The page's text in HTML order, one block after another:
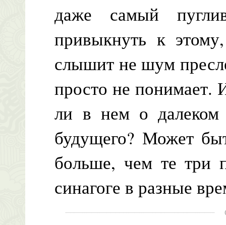
даже самый
привыкнуть к
слышит не шум
просто не понимает.
ли в нем о далеком
будущего? Может
больше, чем те три
синагоге в разные